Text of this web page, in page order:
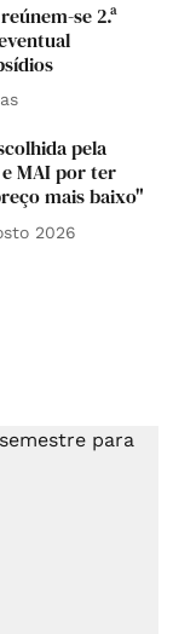
se 2.ª
pela
MAI por ter
mais baixo"
2026